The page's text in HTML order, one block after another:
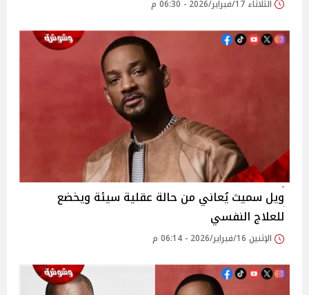
الثلاثاء 17/فبراير/2026 - 06:30 م
ويل سميث يُعاني من حالة عقلية سيئة ويخضع
للعلاج النفسي
الإثنين 16/فبراير/2026 - 06:14 م